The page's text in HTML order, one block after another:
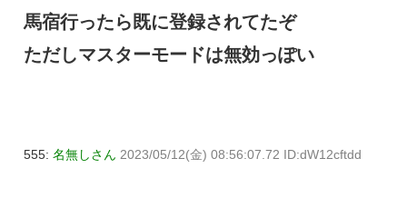
馬宿行ったら既に登録されてたぞ
ただしマスターモードは無効っぽい
555: 名無しさん 2023/05/12(金) 08:56:07.72 ID:dW12cftdd